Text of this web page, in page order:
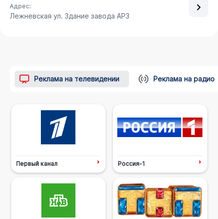
Адрес:
Лежневская ул. Здание завода АРЗ
Реклама на телевидении Реклама на радио
Первый канал Россия-1